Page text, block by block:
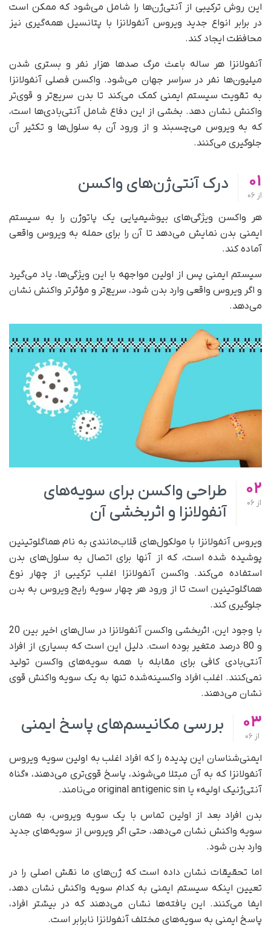
این روش ترکیبی از آنتی‌ژن‌ها را شامل می‌شود که ممکن است
در برابر انواع جدید ویروس آنفولانزا با پتانسیل همه‌گیری نیز
محافظت ایجاد کند.
آنفولانزا هر ساله باعث مرگ صدها هزار نفر و بستری شدن
میلیون‌ها نفر در سراسر جهان می‌شود. واکسن فصلی آنفولانزا
به تقویت سیستم ایمنی کمک می‌کند تا بدن سریع‌تر و قوی‌تر
واکنش نشان دهد. بخشی از این دفاع شامل آنتی‌بادی‌ها است،
که به ویروس می‌چسبند و از ورود آن به سلول‌ها و تکثیر آن
جلوگیری می‌کنند.
01
از
درک آنتی‌ژن‌های واکسن
هر واکسن ویژگی‌های بیوشیمیایی یک پاتوژن را به سیستم
ایمنی بدن نمایش می‌دهد تا آن را برای حمله به ویروس واقعی
آماده کند.
سیستم ایمنی پس از اولین مواجهه با این ویژگی‌ها، یاد می‌گیرد
و اگر ویروس واقعی وارد بدن شود، سریع‌تر و مؤثرتر واکنش نشان
می‌دهد.
02
از
طراحی واکسن برای سویه‌های
آنفولانزا و اثربخشی آن
ویروس آنفولانزا با مولکول‌های قلاب‌مانندی به نام هماگلوتینین
پوشیده شده است، که از آنها برای اتصال به سلول‌های بدن
استفاده می‌کند. واکسن آنفولانزا اغلب ترکیبی از چهار نوع
هماگلوتینین است تا از ورود هر چهار سویه رایج ویروس به بدن
جلوگیری کند.
با وجود این، اثربخشی واکسن آنفولانزا در سال‌های اخیر بین 20
و 80 درصد متغیر بوده است. دلیل این است که بسیاری از افراد
آنتی‌بادی کافی برای مقابله با همه سویه‌های واکسن تولید
نمی‌کنند. اغلب افراد واکسینه‌شده تنها به یک سویه واکنش قوی
نشان می‌دهند.
03
از
بررسی مکانیسم‌های پاسخ ایمنی
ایمنی‌شناسان این پدیده را که افراد اغلب به اولین سویه ویروس
آنفولانزا که به آن مبتلا می‌شوند، پاسخ قوی‌تری می‌دهند، «گناه
آنتی‌ژنیک اولیه» یا original antigenic sin می‌نامند.
بدن افراد بعد از اولین تماس با یک سویه ویروس، به همان
سویه واکنش نشان می‌دهد، حتی اگر ویروس از سویه‌های جدید
وارد بدن شود.
اما تحقیقات نشان داده است که ژن‌های ما نقش اصلی را در
تعیین اینکه سیستم ایمنی به کدام سویه واکنش نشان دهد،
ایفا می‌کنند. این یافته‌ها نشان می‌دهند که در بیشتر افراد،
پاسخ ایمنی به سویه‌های مختلف آنفولانزا نابرابر است.